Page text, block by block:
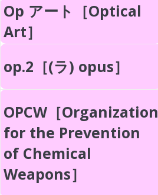
Op アート［Optical
Art］
op.2［(ラ) opus］
OPCW［Organization
for the Prevention
of Chemical
Weapons］